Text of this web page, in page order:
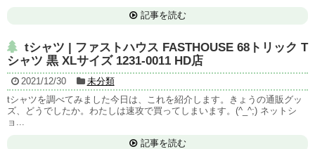
記事を読む
tシャツ | ファストハウス FASTHOUSE 68トリック T
シャツ 黒 XLサイズ 1231-0011 HD店
2021/12/30
未分類
tシャツを調べてみました今日は、これを紹介します。きょうの通販グッ
ズ、どうでしたか。わたしは速攻で買ってしまいます。(^_^;) ネットシ
ョ...
記事を読む